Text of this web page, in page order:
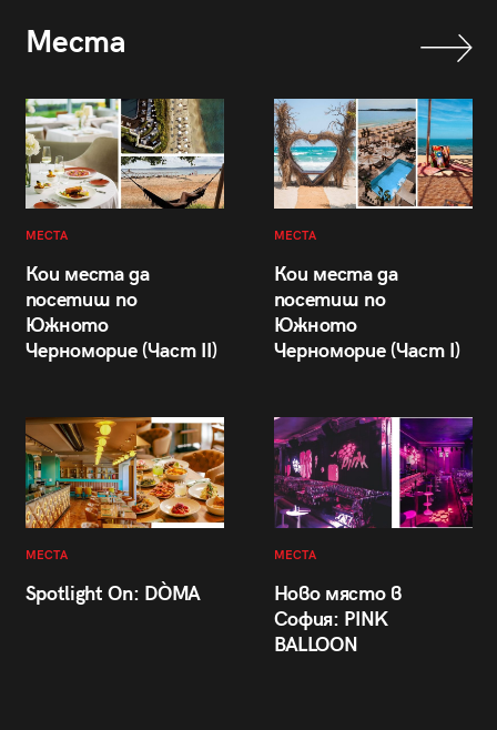
Места
МЕСТА
Кои места да
посетиш по
Южното
Черноморие (Част II)
МЕСТА
Кои места да
посетиш по
Южното
Черноморие (Част I)
МЕСТА
Spotlight On: DÒMA
МЕСТА
Ново място в
София: PINK
BALLOON